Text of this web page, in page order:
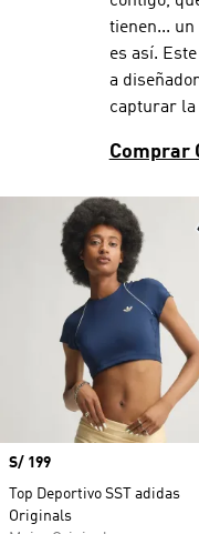
Precio
S/ 199
Top Deportivo SST adidas
Originals
tienen... un
es así.
a
capturar la
Comprar